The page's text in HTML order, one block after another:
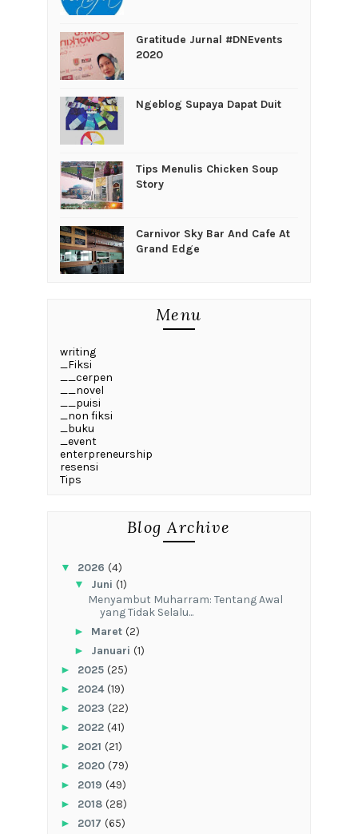
Gratitude Jurnal #DNEvents
2020
Ngeblog Supaya Dapat Duit
Tips Menulis Chicken Soup
Story
Carnivor Sky Bar And Cafe At
Grand Edge
Menu
writing
_Fiksi
__cerpen
__novel
__puisi
_non fiksi
_buku
_event
enterpreneurship
resensi
Tips
Blog Archive
▼ 2026 (4)
▼ Juni (1)
Menyambut Muharram: Tentang Awal
yang Tidak Selalu...
► Maret (2)
► Januari (1)
► 2025 (25)
► 2024(19)
► 2023 (22)
► 2022 (41)
► 2021 (21)
► 2020 (79)
► 2019 (49)
► 2018 (28)
► 2017 (65)